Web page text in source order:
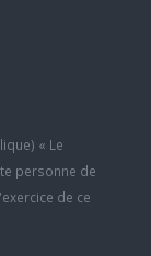
« Le
personne de
de ce